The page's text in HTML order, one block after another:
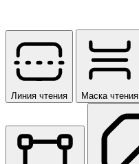
Линия чтения Маска чтения